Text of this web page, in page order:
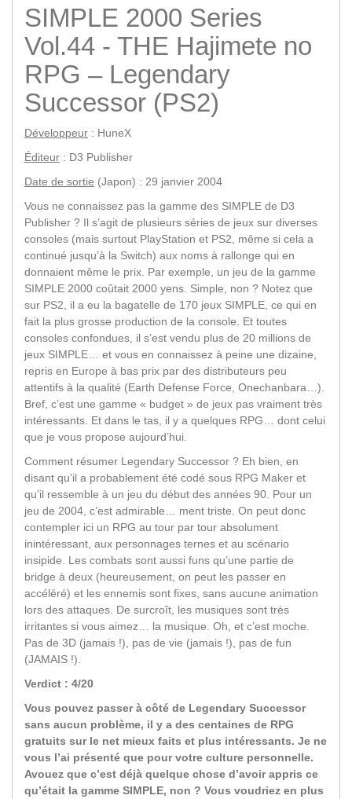
SIMPLE 2000 Series
Vol.44 - THE Hajimete no
RPG – Legendary
Successor (PS2)
Développeur : HuneX
Éditeur : D3 Publisher
Date de sortie (Japon) : 29 janvier 2004
Vous ne connaissez pas la gamme des SIMPLE de D3
Publisher ? Il s’agit de plusieurs séries de jeux sur diverses
consoles (mais surtout PlayStation et PS2, même si cela a
continué jusqu’à la Switch) aux noms à rallonge qui en
donnaient même le prix. Par exemple, un jeu de la gamme
SIMPLE 2000 coûtait 2000 yens. Simple, non ? Notez que
sur PS2, il a eu la bagatelle de 170 jeux SIMPLE, ce qui en
fait la plus grosse production de la console. Et toutes
consoles confondues, il s’est vendu plus de 20 millions de
jeux SIMPLE… et vous en connaissez à peine une dizaine,
repris en Europe à bas prix par des distributeurs peu
attentifs à la qualité (Earth Defense Force, Onechanbara…).
Bref, c’est une gamme « budget » de jeux pas vraiment très
intéressants. Et dans le tas, il y a quelques RPG… dont celui
que je vous propose aujourd’hui.
Comment résumer Legendary Successor ? Eh bien, en
disant qu’il a probablement été codé sous RPG Maker et
qu’il ressemble à un jeu du début des années 90. Pour un
jeu de 2004, c’est admirable… ment triste. On peut donc
contempler ici un RPG au tour par tour absolument
inintéressant, aux personnages ternes et au scénario
insipide. Les combats sont aussi funs qu’une partie de
bridge à deux (heureusement, on peut les passer en
accéléré) et les ennemis sont fixes, sans aucune animation
lors des attaques. De surcroît, les musiques sont très
irritantes si vous aimez… la musique. Oh, et c’est moche.
Pas de 3D (jamais !), pas de vie (jamais !), pas de fun
(JAMAIS !).
Verdict : 4/20
Vous pouvez passer à côté de Legendary Successor
sans aucun problème, il y a des centaines de RPG
gratuits sur le net mieux faits et plus intéressants. Je ne
vous l’ai présenté que pour votre culture personnelle.
Avouez que c’est déjà quelque chose d’avoir appris ce
qu’était la gamme SIMPLE, non ? Vous voudriez en plus